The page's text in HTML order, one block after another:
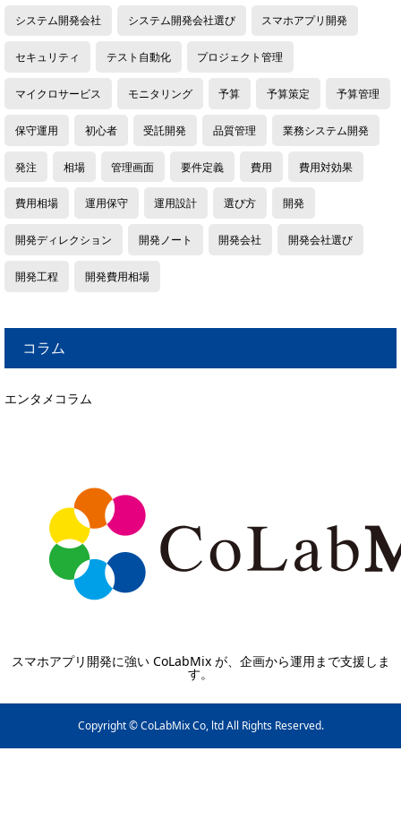
システム開発会社 システム開発会社選び スマホアプリ開発
セキュリティ テスト自動化 プロジェクト管理
マイクロサービス モニタリング 予算 予算策定 予算管理
保守運用 初心者 受託開発 品質管理 業務システム開発
発注 相場 管理画面 要件定義 費用 費用対効果
費用相場 運用保守 運用設計 選び方 開発
開発ディレクション 開発ノート 開発会社 開発会社選び
開発工程 開発費用相場
コラム
エンタメコラム
スマホアプリ開発に強い CoLabMix が、企画から運用まで支援しま
す。
Copyright © CoLabMix Co, ltd All Rights Reserved.